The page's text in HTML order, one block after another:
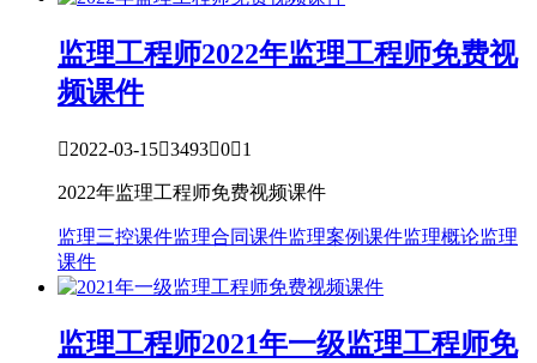
监理工程师2022年监理工程师免费视
频课件
2022-03-15349301
2022年监理工程师免费视频课件
监理三控课件监理合同课件监理案例课件监理概论监理
课件
监理工程师2021年一级监理工程师免